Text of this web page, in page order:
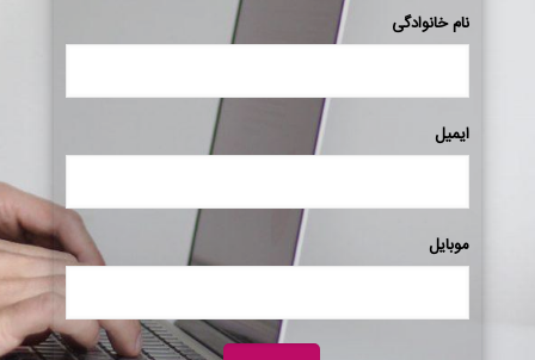
نام خانوادگی
ایمیل
موبایل